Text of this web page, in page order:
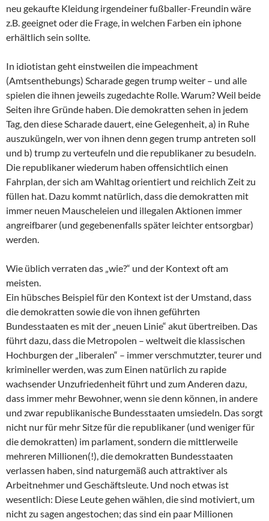
neu gekaufte Kleidung irgendeiner fußballer-Freundin wäre
z.B. geeignet oder die Frage, in welchen Farben ein iphone
erhältlich sein sollte.
In idiotistan geht einstweilen die impeachment
(Amtsenthebungs) Scharade gegen trump weiter – und alle
spielen die ihnen jeweils zugedachte Rolle. Warum? Weil beide
Seiten ihre Gründe haben. Die demokratten sehen in jedem
Tag, den diese Scharade dauert, eine Gelegenheit, a) in Ruhe
auszuküngeln, wer von ihnen denn gegen trump antreten soll
und b) trump zu verteufeln und die republikaner zu besudeln.
Die republikaner wiederum haben offensichtlich einen
Fahrplan, der sich am Wahltag orientiert und reichlich Zeit zu
füllen hat. Dazu kommt natürlich, dass die demokratten mit
immer neuen Mauscheleien und illegalen Aktionen immer
angreifbarer (und gegebenenfalls später leichter entsorgbar)
werden.
Wie üblich verraten das „wie?“ und der Kontext oft am
meisten.
Ein hübsches Beispiel für den Kontext ist der Umstand, dass
die demokratten sowie die von ihnen geführten
Bundesstaaten es mit der „neuen Linie“ akut übertreiben. Das
führt dazu, dass die Metropolen – weltweit die klassischen
Hochburgen der „liberalen“ – immer verschmutzter, teurer und
krimineller werden, was zum Einen natürlich zu rapide
wachsender Unzufriedenheit führt und zum Anderen dazu,
dass immer mehr Bewohner, wenn sie denn können, in andere
und zwar republikanische Bundesstaaten umsiedeln. Das sorgt
nicht nur für mehr Sitze für die republikaner (und weniger für
die demokratten) im parlament, sondern die mittlerweile
mehreren Millionen(!), die demokratten Bundesstaaten
verlassen haben, sind naturgemäß auch attraktiver als
Arbeitnehmer und Geschäftsleute. Und noch etwas ist
wesentlich: Diese Leute gehen wählen, die sind motiviert, um
nicht zu sagen angestochen; das sind ein paar Millionen